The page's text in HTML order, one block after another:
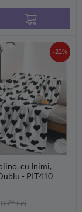
-22%
cu Inimi,
- PIT410
8300 Lei